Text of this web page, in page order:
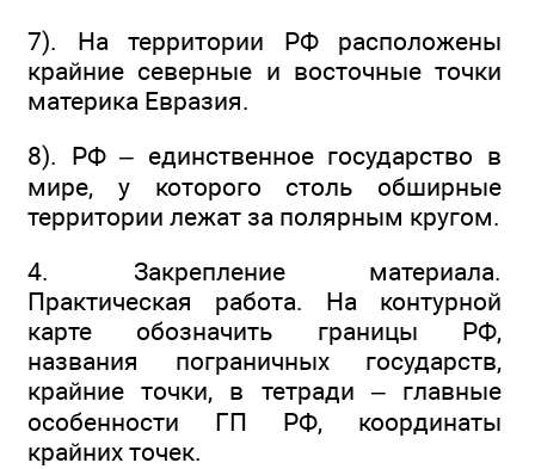
7). На территории РФ расположены
крайние северные и восточные точки
материка Евразия.
8). РФ – единственное государство в
мире, у которого столь обширные
территории лежат за полярным кругом.
4. Закрепление материала.
Практическая работа. На контурной
карте обозначить границы РФ,
названия пограничных государств,
крайние точки, в тетради – главные
особенности ГП РФ, координаты
крайних точек.